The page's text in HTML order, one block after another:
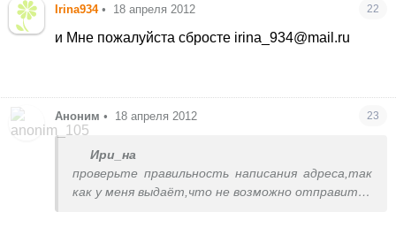
Irina934 • 18 апреля 2012 22
и Мне пожалуйста сбросте irina_934@mail.ru
Аноним • 18 апреля 2012 23
Ири_на
проверьте правильность написания адреса,так
как у меня выдаёт,что не возможно отправить